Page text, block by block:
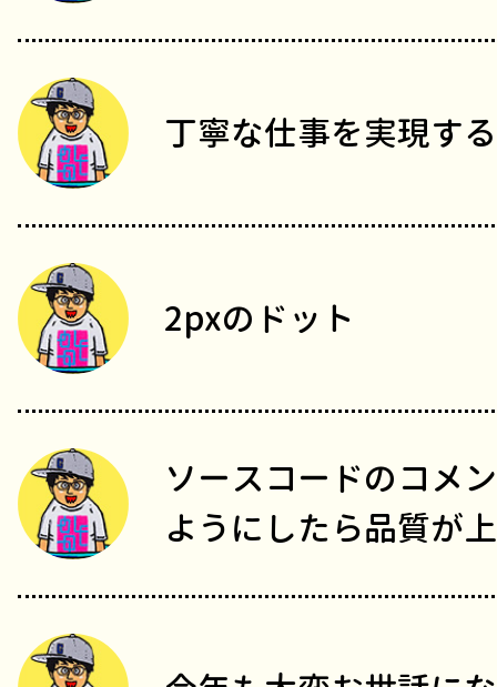
丁寧な仕事を実現す
2pxのドット
ソースコードのコメ
ようにしたら品質が